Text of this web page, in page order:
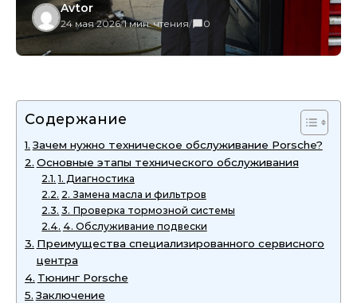
Avtor
24 мая 2026/1 мин. чтения/ 0
Содержание
Зачем нужно техническое обслуживание Porsche?
Основные этапы технического обслуживания
1. Диагностика
2. Замена масла и фильтров
3. Проверка тормозной системы
4. Обслуживание подвески
Преимущества специализированного сервисного
центра
Тюнинг Porsche
Заключение